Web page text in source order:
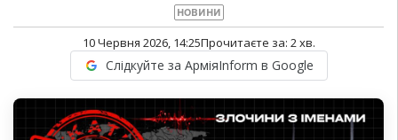
НОВИНИ
10 Червня 2026, 14:25Прочитаєте за: 2хв.
Слідкуйте за АрміяInform в Google